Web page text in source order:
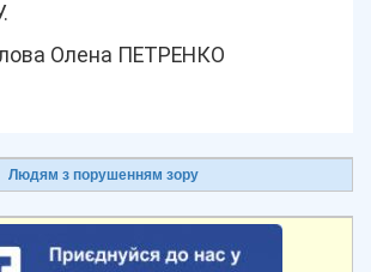
Олена ПЕТРЕНКО
Людям з порушенням зору